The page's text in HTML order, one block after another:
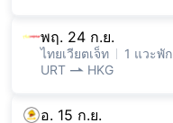
พฤ. 24 ก.ย.
ไทยเวียตเจ็ท
1 แวะพัก
URT
HKG
อ. 15 ก.ย.